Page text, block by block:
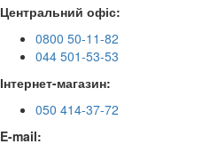
Центральний офіс:
0800 50-11-82
044 501-53-53
Інтернет-магазин:
050 414-37-72
E-mail: